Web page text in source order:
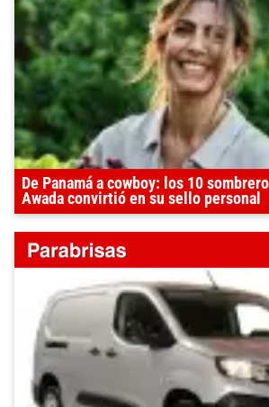
De Panamá a cowboy: los 10
Awada convirtió en su sello personal